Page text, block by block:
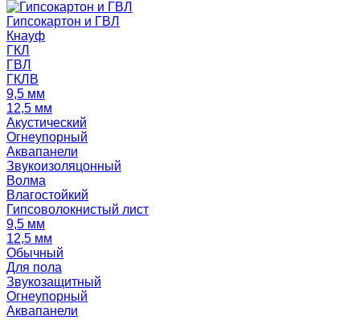
Гипсокартон и ГВЛ
Кнауф
ГКЛ
ГВЛ
ГКЛВ
9,5 мм
12,5 мм
Акустический
Огнеупорный
Аквапанели
Звукоизоляцонный
Волма
Влагостойкий
Гипсоволокнистый лист
9,5 мм
12,5 мм
Обычный
Для пола
Звукозащитный
Огнеупорный
Аквапанели